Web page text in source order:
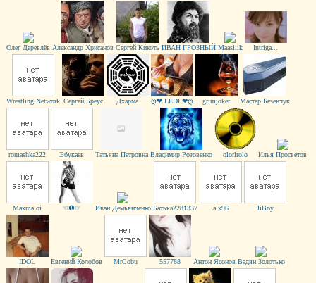
Олег Деревлёв Александр Хрисанов Сергей Кикоть ИВАН ГРОЗНЫЙ Maasiiik Intriga...
Wrestling Network Сергей Бреус Дхарма ღ❤ LEDI ❤ღ grimjoker Мастер Безенчук
romashka222 Эбукаев Татьяна Петровна Владимир Розовенко оlorlrolo Илья Просветов
Maxmaloi ☜❶☞ Иван Демьянченко Батька2281337 alx96 JiBoy
IDOL Евгений Колобов MrCobu 557788 Антон Ясонов Вадян Золотько